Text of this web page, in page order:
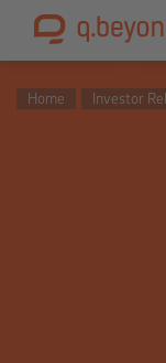
Home Investor